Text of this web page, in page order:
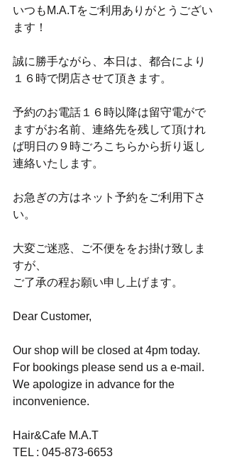
いつもM.A.Tをご利用ありがとうござい
ます！
誠に勝手ながら、本日は、都合により
１６時で閉店させて頂きます。
予約のお電話１６時以降は留守電がで
ますがお名前、連絡先を残して頂けれ
ば明日の９時ごろこちらから折り返し
連絡いたします。
お急ぎの方はネット予約をご利用下さ
い。
大変ご迷惑、ご不便ををお掛け致しま
すが、
ご了承の程お願い申し上げます。
Dear Customer,
Our shop will be closed at 4pm today.
For bookings please send us a e-mail.
We apologize in advance for the
inconvenience.
Hair&Cafe M.A.T
TEL : 045-873-6653